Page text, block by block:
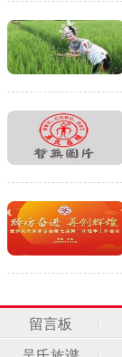
留言板